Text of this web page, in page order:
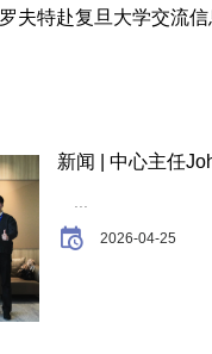
夫特赴复旦大学交流
新闻 | 中心主任
...
2026-04-25